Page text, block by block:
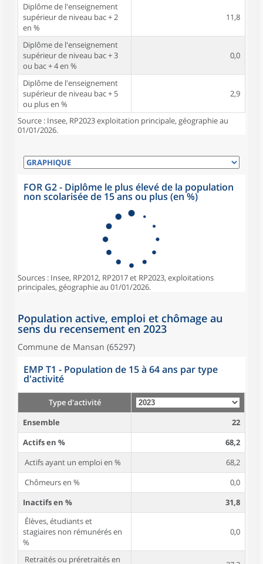
Diplôme de l'enseignement
supérieur de niveau bac + 2
en %
11,8
Diplôme de l'enseignement
supérieur de niveau bac + 3
ou bac + 4 en %
0,0
Diplôme de l'enseignement
supérieur de niveau bac + 5
ou plus en %
2,9
Source : Insee, RP2023 exploitation principale, géographie au
01/01/2026.
FOR G2 - Diplôme le plus élevé de la population
non scolarisée de 15 ans ou plus (en %)
Sources : Insee, RP2012, RP2017 et RP2023, exploitations
principales, géographie au 01/01/2026.
Population active, emploi et chômage au
sens du recensement en 2023
Commune de Mansan (65297)
EMP T1 - Population de 15 à 64 ans par type
d'activité
Type d'activité
Ensemble
22
Actifs en %
68,2
Actifs ayant un emploi en %
68,2
Chômeurs en %
0,0
Inactifs en %
31,8
Élèves, étudiants et
stagiaires non rémunérés en
%
0,0
Retraités ou préretraités en